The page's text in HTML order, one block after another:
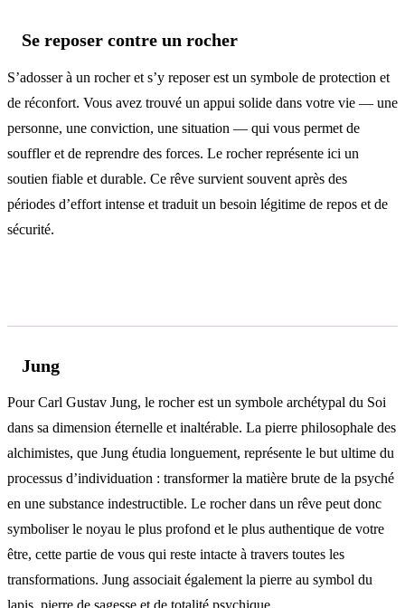
Se reposer contre un rocher
S’adosser à un rocher et s’y reposer est un symbole de protection et
de réconfort. Vous avez trouvé un appui solide dans votre vie — une
personne, une conviction, une situation — qui vous permet de
souffler et de reprendre des forces. Le rocher représente ici un
soutien fiable et durable. Ce rêve survient souvent après des
périodes d’effort intense et traduit un besoin légitime de repos et de
sécurité.
Jung
Pour Carl Gustav Jung, le rocher est un symbole archétypal du Soi
dans sa dimension éternelle et inaltérable. La pierre philosophale des
alchimistes, que Jung étudia longuement, représente le but ultime du
processus d’individuation : transformer la matière brute de la psyché
en une substance indestructible. Le rocher dans un rêve peut donc
symboliser le noyau le plus profond et le plus authentique de votre
être, cette partie de vous qui reste intacte à travers toutes les
transformations. Jung associait également la pierre au symbol du